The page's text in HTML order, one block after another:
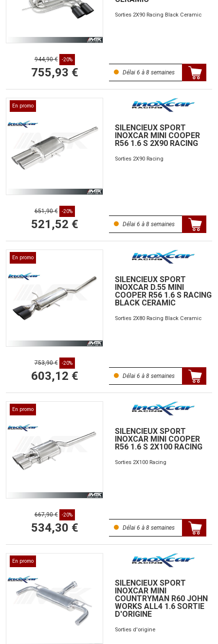
Sorties 2X90 Racing Black Ceramic
944,90 € -20%
755,93 € Délai 6 à 8 semaines
En promo
SILENCIEUX SPORT
INOXCAR MINI COOPER
R56 1.6 S 2X90 RACING
Sorties 2X90 Racing
651,90 € -20%
521,52 € Délai 6 à 8 semaines
En promo
SILENCIEUX SPORT
INOXCAR D.55 MINI
COOPER R56 1.6 S RACING
BLACK CERAMIC
Sorties 2X80 Racing Black Ceramic
753,90 € -20%
603,12 € Délai 6 à 8 semaines
En promo
SILENCIEUX SPORT
INOXCAR MINI COOPER
R56 1.6 S 2X100 RACING
Sorties 2X100 Racing
667,90 € -20%
534,30 € Délai 6 à 8 semaines
En promo
SILENCIEUX SPORT
INOXCAR MINI
COUNTRYMAN R60 JOHN
WORKS ALL4 1.6 SORTIE
D'ORIGINE
Sorties d'origine